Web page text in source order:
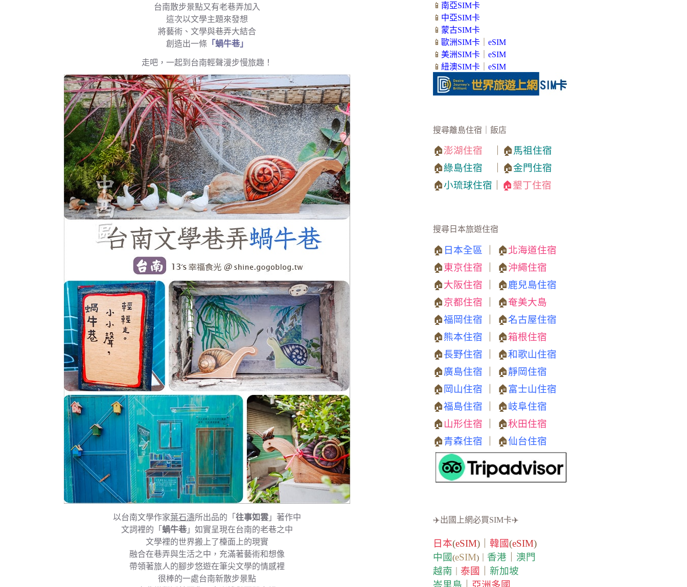
台南散步景點又有老巷弄加入
這次以文學主題來發想
將藝術、文學與巷弄大結合
創造出一條 「蝸牛巷」
走吧，一起到台南輕聲漫步慢旅趣！
以台南文學作家葉石濤所出品的「往事如雲 」著作中
文詞裡的「 蝸牛巷 」如實呈現在台南的老巷之中
文學裡的世界搬上了檯面上的現實
融合在巷弄與生活之中，充滿著藝術和想像
帶領著旅人的腳步悠遊在筆尖文學的情感裡
很棒的一處台南新散步景點
📱 南亞SIM卡
📱 中亞SIM卡
📱 蒙古SIM卡
📱 歐洲SIM卡｜ eSIM
📱 美洲SIM卡｜ eSIM
📱 紐澳SIM卡｜ eSIM
搜尋離島住宿｜飯店
🏠澎湖住宿 ｜🏠馬祖住宿
🏠綠島住宿 ｜🏠金門住宿
🏠小琉球住宿 🏠墾丁住宿
搜尋日本旅遊住宿
🏠 日本全區 ｜ 🏠北海道住宿
🏠東京住宿 ｜ 🏠沖繩住宿
🏠大阪住宿 ｜ 🏠鹿兒島住宿
🏠京都住宿 ｜ 🏠奄美大島
🏠福岡住宿 ｜ 🏠名古屋住宿
🏠熊本住宿 ｜ 🏠箱根住宿
🏠長野住宿 ｜ 🏠和歌山住宿
🏠廣島住宿 ｜ 🏠靜岡住宿
🏠 岡山住宿 ｜ 🏠富士山住宿
🏠福島住宿 ｜ 🏠岐阜住宿
🏠 山形住宿 ｜ 🏠秋田住宿
🏠青森住宿 ｜ 🏠仙台住宿
✈️出國上網必買SIM卡✈️
日本(eSIM)｜ 韓國(eSIM)
中國(eSIM)｜ 香港
澳門
越南
泰國
新加坡
峇里島
亞洲多國